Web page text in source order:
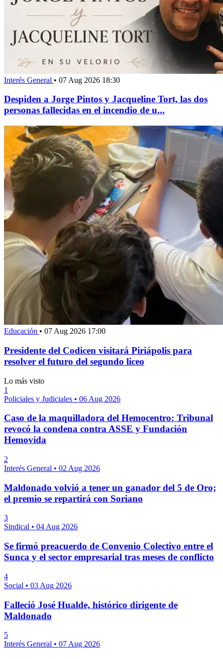
Interés General • 07 Aug 2026 18:30
Despiden a Jorge Pintos y Jacqueline Tort, las dos
personas fallecidas en el incendio de u...
Educación • 07 Aug 2026 17:00
Presidente del Codicen visitará Piriápolis para
resolver el futuro del segundo liceo
Lo más visto
1
Policiales y Judiciales • 06 Aug 2026
Caso de la maquilladora del Hemocentro: Tribunal
revocó la condena contra ASSE y Fundación
Hemovida
2
Interés General • 02 Aug 2026
Maldonado volvió a tener un ganador del 5 de Oro;
el premio se repartirá con Soriano
3
Sindical • 04 Aug 2026
Se firmó preacuerdo de Convenio Colectivo entre el
Sunca y el sector empresarial tras meses de conflicto
4
Social • 03 Aug 2026
Falleció José Hualde, histórico dirigente de
Maldonado
5
Interés General • 07 Aug 2026